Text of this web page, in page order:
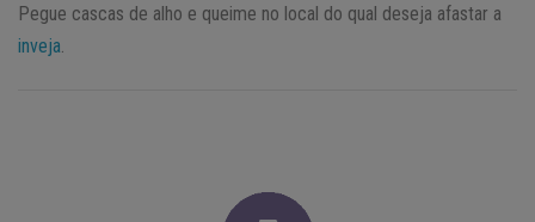
Pegue cascas de alho e queime no local do qual deseja afastar a
inveja